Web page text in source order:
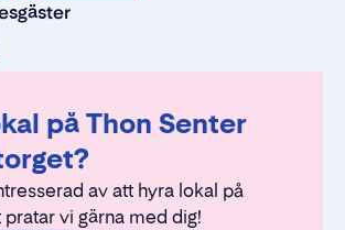
på Thon Senter
av att hyra lokal på
vi gärna med dig!